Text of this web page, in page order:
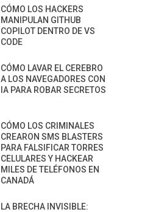
CÓMO LOS HACKERS
MANIPULAN GITHUB
COPILOT DENTRO DE VS
CODE
CÓMO LAVAR EL CEREBRO
A LOS NAVEGADORES CON
IA PARA ROBAR SECRETOS
CÓMO LOS CRIMINALES
CREARON SMS BLASTERS
PARA FALSIFICAR TORRES
CELULARES Y HACKEAR
MILES DE TELÉFONOS EN
CANADÁ
LA BRECHA INVISIBLE: